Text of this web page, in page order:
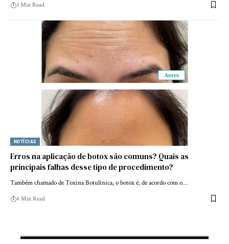
3 Min Read
NOTÍCIAS
Erros na aplicação de botox são comuns? Quais as
principais falhas desse tipo de procedimento?
Também chamado de Toxina Botulínica, o botox é, de acordo com o…
4 Min Read